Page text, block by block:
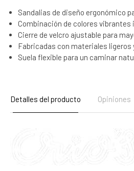
Sandalias de diseño ergonómico
Combinación de colores vibrantes
Cierre de velcro ajustable para
Fabricadas con materiales
Suela flexible para un caminar
Detalles del producto Opiniones